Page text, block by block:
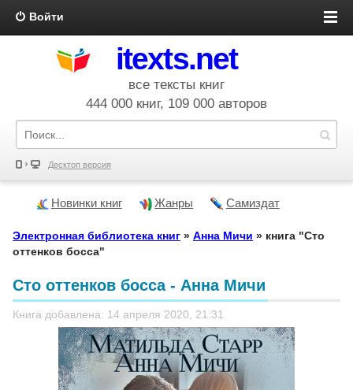
Войти
itexts.net
все тексты книг
444 000 книг, 109 000 авторов
Десктоп версия
Новинки книг Жанры Самиздат
Электронная библиотека книг » Анна Мичи » книга "Сто
оттенков босса"
Сто оттенков босса - Анна Мичи
Книга добавлена: 14 апреля 2020, 21:31